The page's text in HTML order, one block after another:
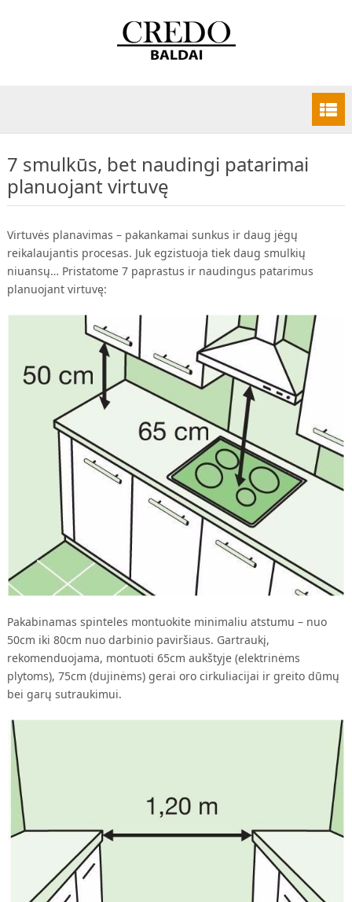
7 smulkūs, bet naudingi patarimai
planuojant virtuvę
Virtuvės planavimas – pakankamai sunkus ir daug jėgų
reikalaujantis procesas. Juk egzistuoja tiek daug smulkių
niuansų… Pristatome 7 paprastus ir naudingus patarimus
planuojant virtuvę:
Pakabinamas spinteles montuokite minimaliu atstumu – nuo
50cm iki 80cm nuo darbinio paviršiaus. Gartraukį,
rekomenduojama, montuoti 65cm aukštyje (elektrinėms
plytoms), 75cm (dujinėms) gerai oro cirkuliacijai ir greito dūmų
bei garų sutraukimui.